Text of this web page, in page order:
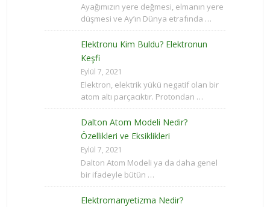
Ayağımızın yere değmesi, elmanın yere
düşmesi ve Ay’ın Dünya etrafında …
Elektronu Kim Buldu? Elektronun
Keşfi
Eylül 7, 2021
Elektron, elektrik yükü negatif olan bir
atom altı parçacıktır. Protondan …
Dalton Atom Modeli Nedir?
Özellikleri ve Eksiklikleri
Eylül 7, 2021
Dalton Atom Modeli ya da daha genel
bir ifadeyle bütün …
Elektromanyetizma Nedir?